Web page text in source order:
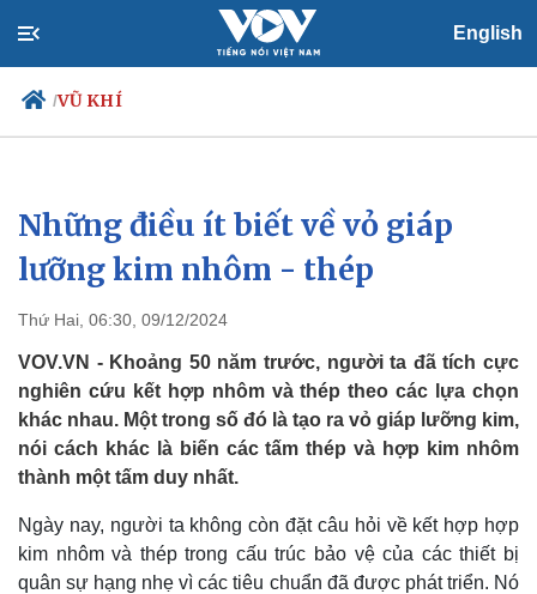
English
/VŨ KHÍ
Chính trị
Đảng
Tổ chức nhân sự
Nhận diện sự thật
Xã hội
Tin 24h
Dự báo thời tiết
Việc làm
Biển đảo
Những điều ít biết về vỏ giáp
lưỡng kim nhôm - thép
Thứ Hai, 06:30, 09/12/2024
VOV.VN - Khoảng 50 năm trước, người ta đã tích cực
nghiên cứu kết hợp nhôm và thép theo các lựa chọn
khác nhau. Một trong số đó là tạo ra vỏ giáp lưỡng kim,
nói cách khác là biến các tấm thép và hợp kim nhôm
thành một tấm duy nhất.
Ngày nay, người ta không còn đặt câu hỏi về kết hợp hợp
kim nhôm và thép trong cấu trúc bảo vệ của các thiết bị
quân sự hạng nhẹ vì các tiêu chuẩn đã được phát triển. Nó